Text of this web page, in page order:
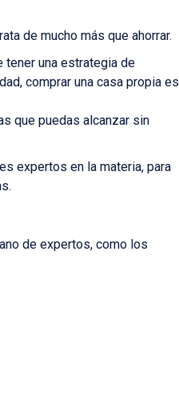
de mucho más que ahorrar.
tener una estrategia de
comprar una casa propia es
que puedas alcanzar sin
expertos en la materia, para
de expertos, como los